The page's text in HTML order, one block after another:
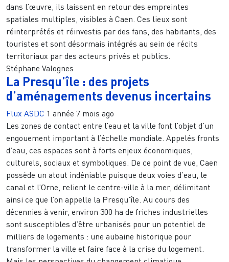
dans l’œuvre, ils laissent en retour des empreintes
spatiales multiples, visibles à Caen. Ces lieux sont
réinterprétés et réinvestis par des fans, des habitants, des
touristes et sont désormais intégrés au sein de récits
territoriaux par des acteurs privés et publics.
Stéphane Valognes
La Presqu’île : des projets
d’aménagements devenus incertains
Flux ASDC 1 année 7 mois ago
Les zones de contact entre l’eau et la ville font l’objet d’un
engouement important à l’échelle mondiale. Appelés fronts
d’eau, ces espaces sont à forts enjeux économiques,
culturels, sociaux et symboliques. De ce point de vue, Caen
possède un atout indéniable puisque deux voies d’eau, le
canal et l’Orne, relient le centre-ville à la mer, délimitant
ainsi ce que l’on appelle la Presqu’île. Au cours des
décennies à venir, environ 300 ha de friches industrielles
sont susceptibles d’être urbanisés pour un potentiel de
milliers de logements : une aubaine historique pour
transformer la ville et faire face à la crise du logement.